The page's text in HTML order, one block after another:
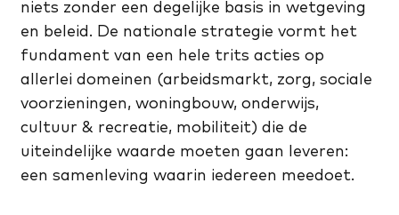
niets zonder een degelijke basis in wetgeving
en beleid. De nationale strategie vormt het
fundament van een hele trits acties op
allerlei domeinen (arbeidsmarkt, zorg, sociale
voorzieningen, woningbouw, onderwijs,
cultuur & recreatie, mobiliteit) die de
uiteindelijke waarde moeten gaan leveren:
een samenleving waarin iedereen meedoet.